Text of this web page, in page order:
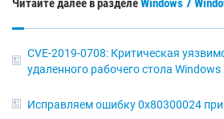
Читайте далее в разделеWindows 7
CVE-2019-0708: Критическая
удаленного рабочего стола Windows
Исправляем ошибку 0x80300024 при